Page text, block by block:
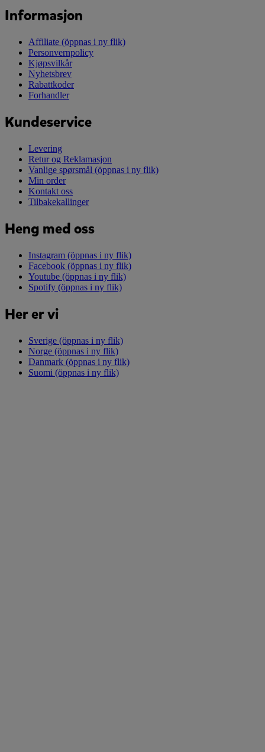
Informasjon
Affiliate (öppnas i ny flik)
Personvernpolicy
Kjøpsvilkår
Nyhetsbrev
Rabattkoder
Forhandler
Kundeservice
Levering
Retur og Reklamasjon
Vanlige spørsmål (öppnas i ny flik)
Min order
Kontakt oss
Tilbakekallinger
Heng med oss
Instagram (öppnas i ny flik)
Facebook (öppnas i ny flik)
Youtube (öppnas i ny flik)
Spotify (öppnas i ny flik)
Her er vi
Sverige (öppnas i ny flik)
Norge (öppnas i ny flik)
Danmark (öppnas i ny flik)
Suomi (öppnas i ny flik)